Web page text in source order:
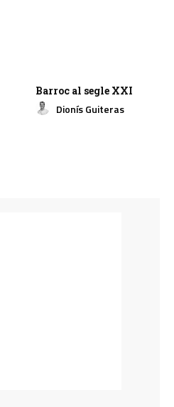
Barroc al segle XXI
Dionís Guiteras